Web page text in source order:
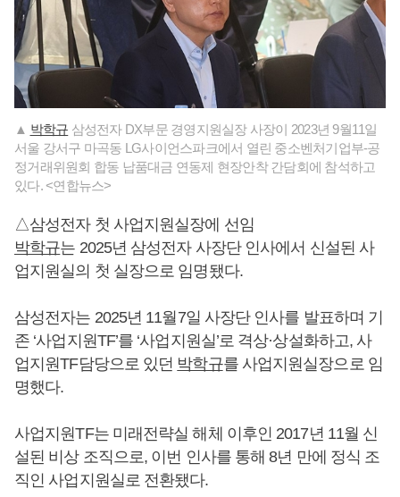
▲ 박학규 삼성전자 DX부문 경영지원실장 사장이 2023년 9월11일
서울 강서구 마곡동 LG사이언스파크에서 열린 중소벤처기업부-공
정거래위원회 합동 납품대금 연동제 현장안착 간담회에 참석하고
있다. <연합뉴스>
△삼성전자 첫 사업지원실장에 선임
박학규는 2025년 삼성전자 사장단 인사에서 신설된 사
업지원실의 첫 실장으로 임명됐다.
삼성전자는 2025년 11월7일 사장단 인사를 발표하며 기
존 ‘사업지원TF’를 ‘사업지원실’로 격상·상설화하고, 사
업지원TF담당으로 있던 박학규를 사업지원실장으로 임
명했다.
사업지원TF는 미래전략실 해체 이후인 2017년 11월 신
설된 비상 조직으로, 이번 인사를 통해 8년 만에 정식 조
직인 사업지원실로 전환됐다.